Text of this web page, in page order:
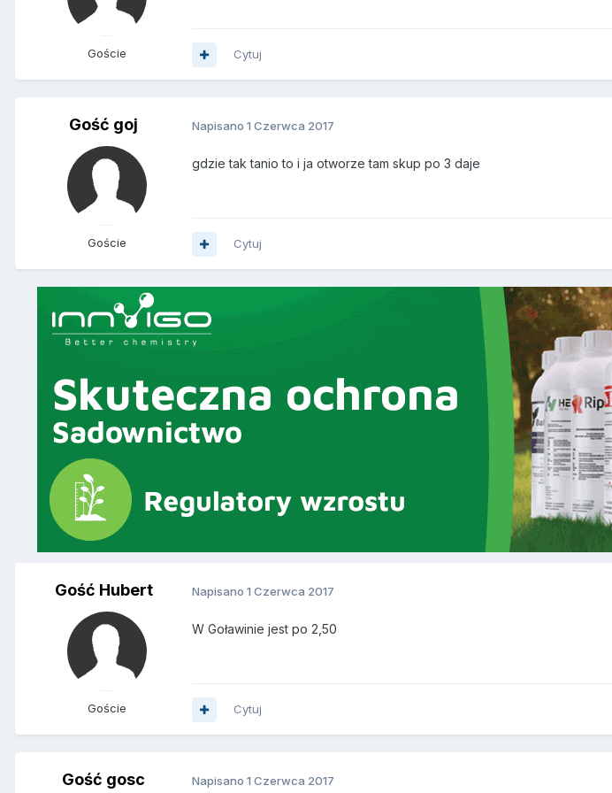
Goście Cytuj
Gość goj
Goście
Napisano 1 Czerwca 2017
gdzie tak tanio to i ja otworze tam skup po 3 daje
Cytuj
Gość Hubert
Goście
Napisano 1 Czerwca 2017
W Goławinie jest po 2,50
Cytuj
Gość gosc Napisano 1 Czerwca 2017